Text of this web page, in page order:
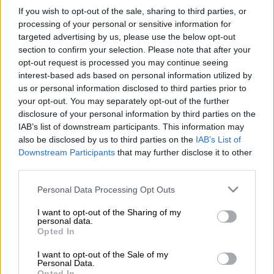
If you wish to opt-out of the sale, sharing to third parties, or
processing of your personal or sensitive information for
targeted advertising by us, please use the below opt-out
section to confirm your selection. Please note that after your
opt-out request is processed you may continue seeing
interest-based ads based on personal information utilized by
us or personal information disclosed to third parties prior to
your opt-out. You may separately opt-out of the further
disclosure of your personal information by third parties on the
IAB’s list of downstream participants. This information may
also be disclosed by us to third parties on the IAB’s List of
Downstream Participants that may further disclose it to other
Please note that this website/app uses one or more Google
not limited to your visit or usage behaviour. You may click to
grant or deny consent to Google and its third-party tags to
use your data for below specified purposes in below Google
consent section.
Personal Data Processing Opt Outs
I want to opt-out of the Sharing of my
personal data.
Opted In
I want to opt-out of the Sale of my
Personal Data.
σκέφτεται ο μέσος άνθρωπος για την
συγκεκριμένη υπόθεση. Και είπε αλήθειες. Η
Ελενη Τοπαλούδη δολοφονήθηκε άγρια και
από δυο άντρες, που ούτε την ύστατη στιγμή
δεν ανέλαβαν το βάρος της πράξης τους και
εξακολουθούν να κρύβονται ο ένας πίσω από
τον άλλο.
Ωστόσο, ήταν μια προβληματική αγόρευση.
Θα μπορούσε ίσως να είναι ένας εξαιρετικός
θεατρικός μονόλογος που αποδίδει στο
τέλος της παράστασης δικαιοσύνη και ο
το αίσθημα δικαίου που τον διακατέχει. Θα
μπορούσε ίσως να είναι η συζήτηση σε μια
παρέα.